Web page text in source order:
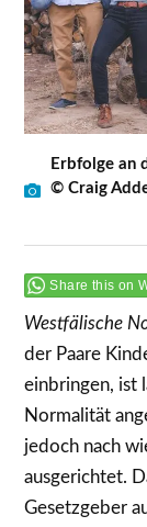
Erbfolge an
© Craig
Share this on
Westfälische
der Paare
einbringen, ist
Normalität
jedoch nach
ausgerichtet.
Gesetzgeber